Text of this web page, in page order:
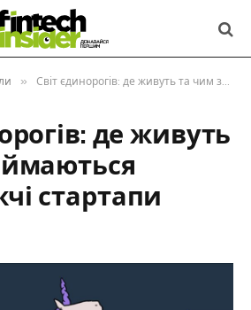
» Світ єдинорогів: де живуть та чим займаються найдорожчі стартапи
де живуть
стартапи